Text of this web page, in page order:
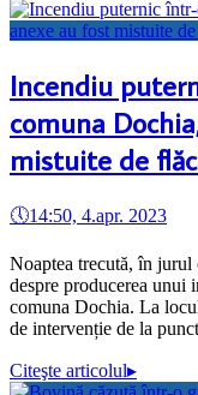
Incendiu
comuna
mistuite de
🕔14:50, 4.apr. 2023
Noaptea trecută, în
despre producerea unui
comuna Dochia. La
de intervenție de la
Citeşte articolul▸